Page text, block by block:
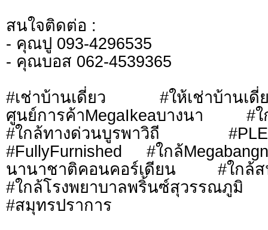
สนใจติดต่อ :
- คุณปู 093-4296535
- คุณบอส 062-4539365
#เช่าบ้านเดี่ยว #ให้เช่าบ้าน
ศูนย์การค้าMegaIkeaบางนา #ใ
#ใกล้ทางด่วนบูรพาวิถี
#FullyFurnished #ใกล้
นานาชาติคอนคอร์เดียน #ใกล้สน
#ใกล้โรงพยาบาลพริ้นซ์สุว
#สมุทรปราการ